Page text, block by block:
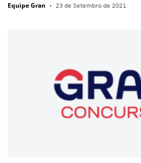
Equipe Gran • 23 de Setembro de 2021